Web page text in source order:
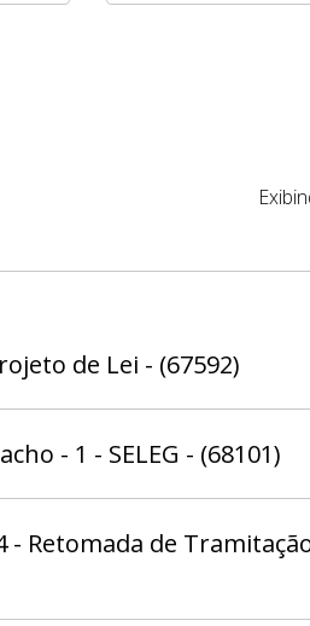
de Lei - (67592)
- 1 - SELEG - (68101)
Retomada de Tramitação